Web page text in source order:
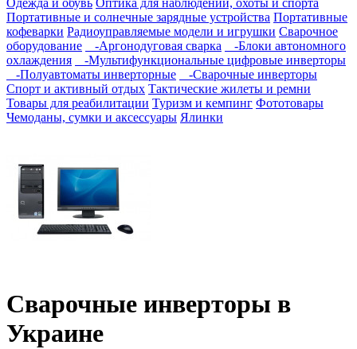
Одежда и обувь Оптика для наблюдений, охоты и спорта
Портативные и солнечные зарядные устройства Портативные
кофеварки Радиоуправляемые модели и игрушки Сварочное
оборудование
-Аргонодуговая сварка
-Блоки автономного
охлаждения
-Мультифункциональные цифровые инверторы
-Полуавтоматы инверторные
-Сварочные инверторы
Спорт и активный отдых Тактические жилеты и ремни
Товары для реабилитации Туризм и кемпинг Фототовары
Чемоданы, сумки и аксессуары Ялинки
Сварочные инверторы в
Украине